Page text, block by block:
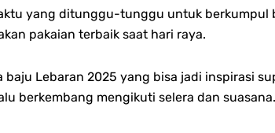
yang ditunggu-tunggu untuk berkumpul
pakaian terbaik saat hari raya.
Lebaran 2025 yang bisa jadi inspirasi
berkembang mengikuti selera dan suasana.